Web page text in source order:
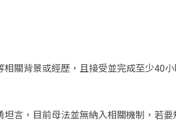
關背景或經歷，且接受並完成至少40
言，目前母法並無納入相關機制，若